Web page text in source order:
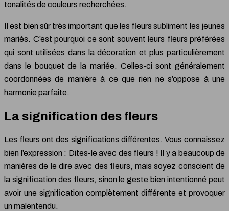
tonalités de couleurs recherchées.
Il est bien sûr très important que les fleurs subliment les jeunes
mariés. C’est pourquoi ce sont souvent leurs fleurs préférées
qui sont utilisées dans la décoration et plus particulièrement
dans le bouquet de la mariée. Celles-ci sont généralement
coordonnées de manière à ce que rien ne s’oppose à une
harmonie parfaite.
La signification des fleurs
Les fleurs ont des significations différentes. Vous connaissez
bien l’expression : Dites-le avec des fleurs ! Il y a beaucoup de
manières de le dire avec des fleurs, mais soyez conscient de
la signification des fleurs, sinon le geste bien intentionné peut
avoir une signification complètement différente et provoquer
un malentendu.